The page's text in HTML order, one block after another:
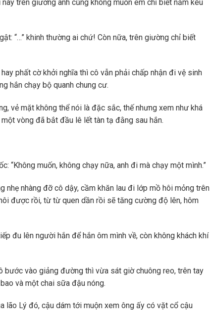
trên giường anh cũng không muốn em chỉ biết nằm kêu
“…” khinh thường ai chứ! Còn nữa, trên giường chỉ biết
phất cờ khởi nghĩa thì cô vẫn phải chấp nhận đi vệ sinh
hắn chạy bộ quanh chung cư.
vẻ mặt không thể nói là đặc sắc, thế nhưng xem như khá
vòng đã bắt đầu lê lết tàn tạ đằng sau hắn.
“Không muốn, không chạy nữa, anh đi mà chạy một mình.”
nhẹ nhàng đỡ cô dậy, cầm khăn lau đi lớp mồ hôi mỏng trên
được rồi, từ từ quen dần rồi sẽ tăng cường độ lên, hôm
đu lên người hắn để hắn ôm mình về, còn không khách khí
bước vào giảng đường thì vừa sát giờ chuông reo, trên tay
và một chai sữa đậu nóng.
lão Lý đó, cậu dám tới muộn xem ông ấy có vặt cổ cậu